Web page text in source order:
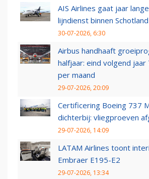
AIS Airlines gaat jaar
lijndienst binnen Schotland
30-07-2026, 6:30
Airbus handhaaft
halfjaar: eind volgend jaar
per maand
29-07-2026, 20:09
Certificering Boeing 737
dichterbij: vliegproeven
29-07-2026, 14:09
LATAM Airlines toont
Embraer E195-E2
29-07-2026, 13:34